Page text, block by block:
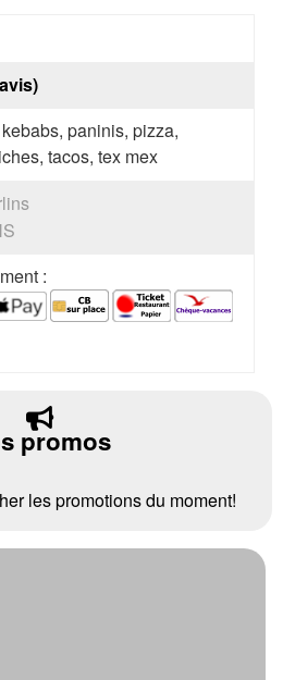
paninis, pizza,
tacos, tex mex
:
promos
les promotions du moment!